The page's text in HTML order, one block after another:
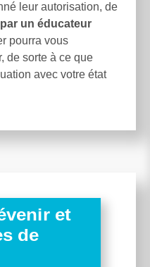
leur autorisation, de
un éducateur
pourra vous
de sorte à ce que
avec votre état
et
de